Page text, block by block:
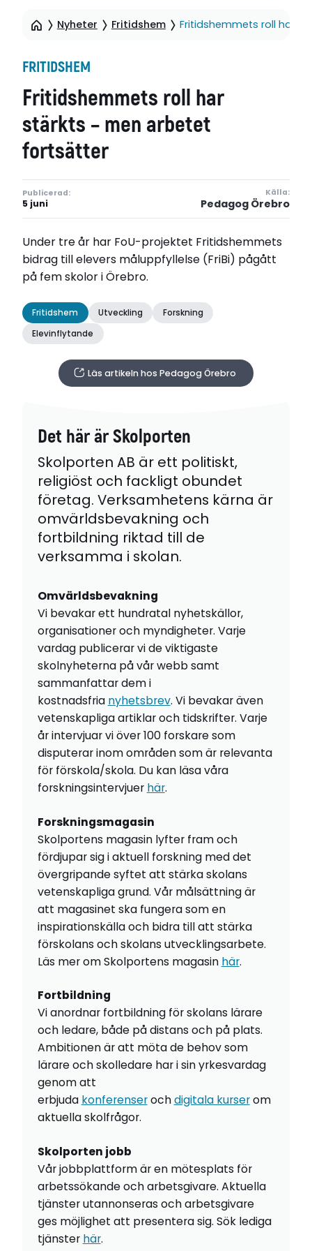
Nyheter Fritidshem Fritidshemmets roll har
FRITIDSHEM
Fritidshemmets roll har
stärkts – men arbetet
fortsätter
Publicerad:
5 juni
Källa:
Pedagog Örebro
Under tre år har FoU-projektet Fritidshemmets
bidrag till elevers måluppfyllelse (FriBi) pågått
på fem skolor i Örebro.
Fritidshem Utveckling
Forskning
Elevinflytande
Läs artikeln hos Pedagog Örebro
Det här är Skolporten
Skolporten AB är ett politiskt,
religiöst och fackligt obundet
företag. Verksamhetens kärna är
omvärldsbevakning och
fortbildning riktad till de
verksamma i skolan.
Omvärldsbevakning
Vi bevakar ett hundratal nyhetskällor,
organisationer och myndigheter. Varje
vardag publicerar vi de viktigaste
skolnyheterna på vår webb samt
sammanfattar dem i
kostnadsfria nyhetsbrev. Vi bevakar även
vetenskapliga artiklar och tidskrifter. Varje
år intervjuar vi över 100 forskare som
disputerar inom områden som är relevanta
för förskola/skola. Du kan läsa våra
forskningsintervjuer här.
Forskningsmagasin
Skolportens magasin lyfter fram och
fördjupar sig i aktuell forskning med det
övergripande syftet att stärka skolans
vetenskapliga grund. Vår målsättning är
att magasinet ska fungera som en
inspirationskälla och bidra till att stärka
förskolans och skolans utvecklingsarbete.
Läs mer om Skolportens magasin här.
Fortbildning
Vi anordnar fortbildning för skolans lärare
och ledare, både på distans och på plats.
Ambitionen är att möta de behov som
lärare och skolledare har i sin yrkesvardag
genom att
erbjuda konferenserochdigitala kurserom
aktuella skolfrågor.
Skolporten jobb
Vår jobbplattform är en mötesplats för
arbetssökande och arbetsgivare. Aktuella
tjänster utannonseras och arbetsgivare
ges möjlighet att presentera sig. Sök lediga
tjänster här.